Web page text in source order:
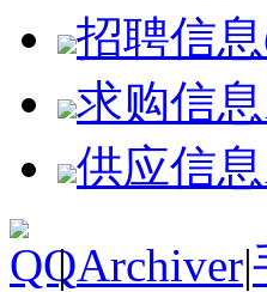
招聘信息
求购信息
供应信息
| Archiver|